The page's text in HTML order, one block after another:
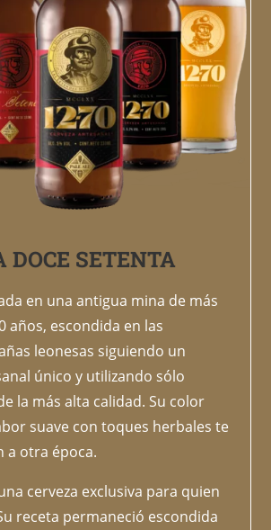
DOCE SETENTA
en una antigua mina de más
años, escondida en las
leonesas siguiendo un
único y utilizando sólo
la más alta calidad. Su color
suave con toques herbales te
otra época.
cerveza exclusiva para quien
receta permaneció escondida